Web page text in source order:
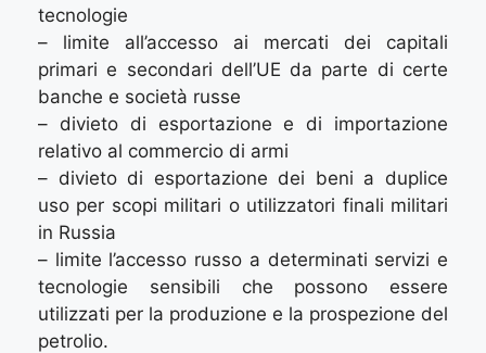
tecnologie
– limite all’accesso ai mercati dei capitali
primari e secondari dell’UE da parte di certe
banche e società russe
– divieto di esportazione e di importazione
relativo al commercio di armi
– divieto di esportazione dei beni a duplice
uso per scopi militari o utilizzatori finali militari
in Russia
– limite l’accesso russo a determinati servizi e
tecnologie sensibili che possono essere
utilizzati per la produzione e la prospezione del
petrolio.